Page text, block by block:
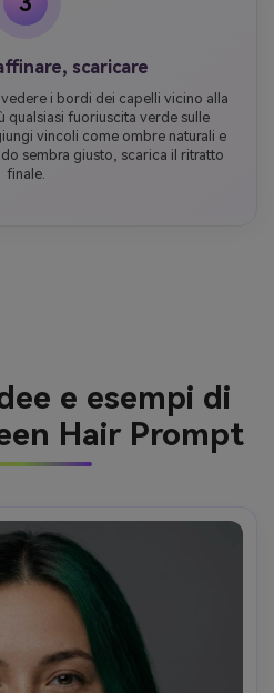
scaricare
i bordi dei capelli vicino alla
qualsiasi fuoriuscita verde sulle
vincoli come ombre naturali e
sembra giusto, scarica il ritratto
finale.
e esempi di
Hair Prompt